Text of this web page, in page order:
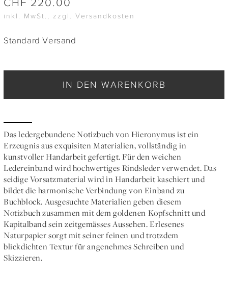
inkl. MwSt., zzgl. Versandkosten
Standard Versand
IN DEN WARENKORB
Das ledergebundene Notizbuch von Hieronymus ist ein
Erzeugnis aus exquisiten Materialien, vollständig in
kunstvoller Handarbeit gefertigt. Für den weichen
Ledereinband wird hochwertiges Rindsleder verwendet. Das
seidige Vorsatzmaterial wird in Handarbeit kaschiert und
bildet die harmonische Verbindung von Einband zu
Buchblock. Ausgesuchte Materialien geben diesem
Notizbuch zusammen mit dem goldenen Kopfschnitt und
Kapitalband sein zeitgemässes Aussehen. Erlesenes
Naturpapier sorgt mit seiner feinen und trotzdem
blickdichten Textur für angenehmes Schreiben und
Skizzieren.